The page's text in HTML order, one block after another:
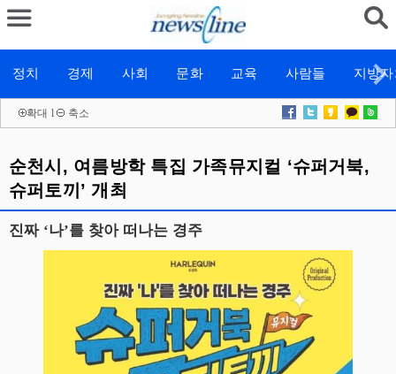
정치 경제 사회 문화 교육 사람들 지방
확대 l 축소
순천시, 여름방학 특집 가족뮤지컬 ‘슈퍼거북,
슈퍼토끼’ 개최
진짜 ‘나’를 찾아 떠나는 경주